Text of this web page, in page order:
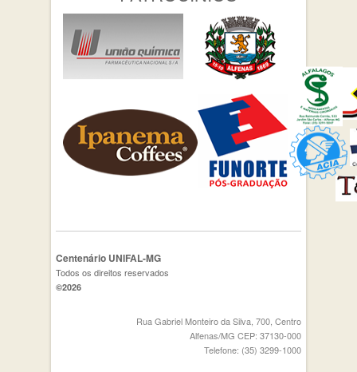
Centenário UNIFAL-MG
Todos os direitos reservados
©2026
Rua Gabriel Monteiro da Silva, 700, Centro
Alfenas/MG CEP: 37130-000
Telefone: (35) 3299-1000